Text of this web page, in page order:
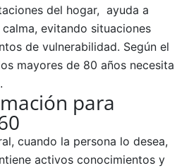
del hogar, ayuda a
evitando situaciones
de vulnerabilidad. Según el
mayores de 80 años necesita
para
cuando la persona lo desea,
activos conocimientos y